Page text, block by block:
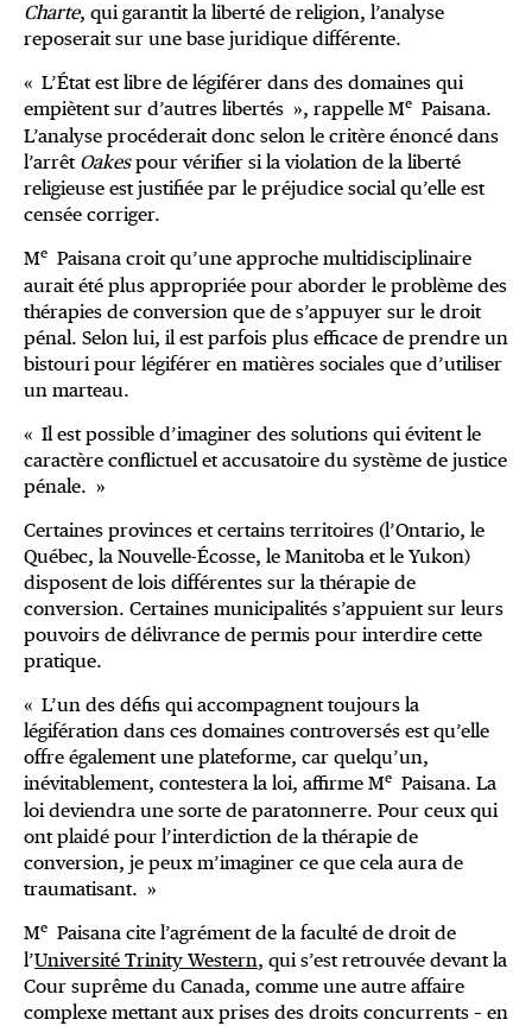
Charte, qui garantit la liberté de religion, l’analyse
reposerait sur une base juridique différente.
« L’État est libre de légiférer dans des domaines qui
empiètent sur d’autres libertés », rappelle Me Paisana.
L’analyse procéderait donc selon le critère énoncé dans
l’arrêt Oakespour vérifier si la violation de la liberté
religieuse est justifiée par le préjudice social qu’elle est
censée corriger.
Me Paisana croit qu’une approche multidisciplinaire
aurait été plus appropriée pour aborder le problème des
thérapies de conversion que de s’appuyer sur le droit
pénal. Selon lui, il est parfois plus efficace de prendre un
bistouri pour légiférer en matières sociales que d’utiliser
un marteau.
« Il est possible d’imaginer des solutions qui évitent le
caractère conflictuel et accusatoire du système de justice
pénale. »
Certaines provinces et certains territoires (l’Ontario, le
Québec, la Nouvelle-Écosse, le Manitoba et le Yukon)
disposent de lois différentes sur la thérapie de
conversion. Certaines municipalités s’appuient sur leurs
pouvoirs de délivrance de permis pour interdire cette
pratique.
« L’un des défis qui accompagnent toujours la
légifération dans ces domaines controversés est qu’elle
offre également une plateforme, car quelqu’un,
inévitablement, contestera la loi, affirme Me Paisana. La
loi deviendra une sorte de paratonnerre. Pour ceux qui
ont plaidé pour l’interdiction de la thérapie de
conversion, je peux m’imaginer ce que cela aura de
traumatisant. »
Me Paisana cite l’agrément de la faculté de droit de
l’Université Trinity Western, qui s’est retrouvée devant la
Cour suprême du Canada, comme une autre affaire
complexe mettant aux prises des droits concurrents – en